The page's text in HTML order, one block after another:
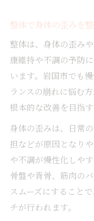
整体を取り入れ
整体施術で
流れ
整体とスト
的な調整
整体で姿勢改
整体施術後
整体が推奨す
腰痛や肩こり改
整体で腰痛や
整体で身体の歪みを
整体は、身体の歪み
康維持や不調の予防
います。岩国市でも
ランスの崩れに悩む
根本的な改善を目指
身体の歪みは、日常
担などが原因となり
や不調が慢性化しや
骨盤や背骨、筋肉の
スムーズにすること
チが行われます。